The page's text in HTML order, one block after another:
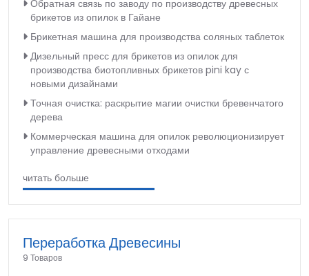
Обратная связь по заводу по производству древесных
брикетов из опилок в Гайане
Брикетная машина для производства соляных таблеток
Дизельный пресс для брикетов из опилок для
производства биотопливных брикетов pini kay с
новыми дизайнами
Точная очистка: раскрытие магии очистки бревенчатого
дерева
Коммерческая машина для опилок революционизирует
управление древесными отходами
читать больше
Переработка Древесины
9 Товаров